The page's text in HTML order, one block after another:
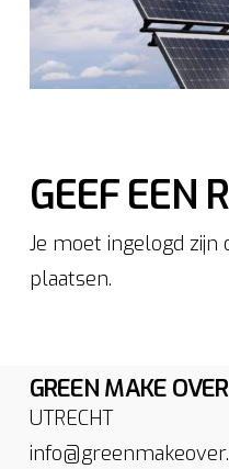
GEEF EEN
Je moet ingelogd
plaatsen.
GREEN MAKE OVER
UTRECHT